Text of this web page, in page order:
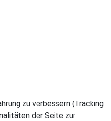
zu verbessern (Tracking
der Seite zur